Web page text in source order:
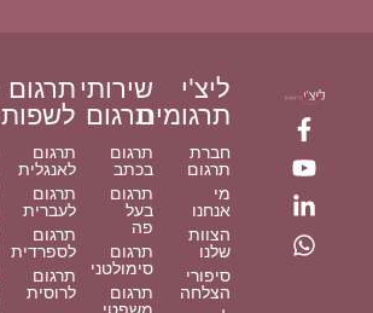
ליצ'י
תרגומים
חברת
תרגום
מי
אנחנו
הצוות
שלנו
סיפורי
הצלחה
שירותי
תרגום
תרגום
בכתב
תרגום
בעל
פה
תרגום
סימולטני
תרגום
משפטי
תרגום
לשפות
תרגום
לאנגלית
תרגום
לעברית
תרגום
לספרדית
תרגום
לרוסית